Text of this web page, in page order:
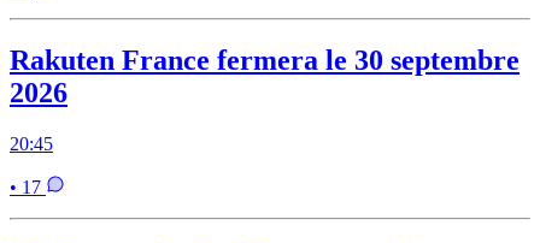
Rakuten France fermera le 30 septembre
2026
20:45
• 17